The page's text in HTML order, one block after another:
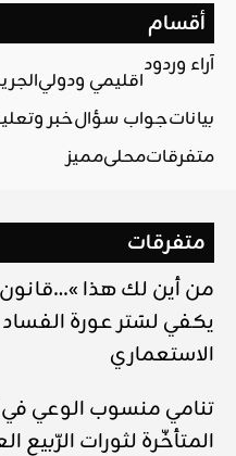
أقسام
آراء وردود
اقليمي ودولي
بياناتجواب سؤالخبر
متفرقاتمحليمميز
متفرقات
يكفي لسَتر عورة الفساد
الاستعماري
تنامي منسوب الوعي في
المتأخّرة لثورات الرّبيع